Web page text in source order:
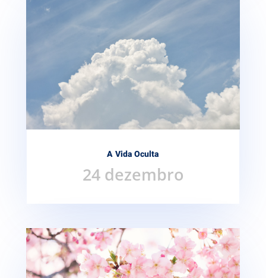
A Vida Oculta
24 dezembro